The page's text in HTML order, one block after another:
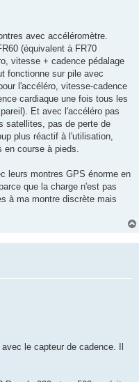
avec accéléromètre.
(équivalent à FR70
vitesse + cadence pédalage
fonctionne sur pile avec
l'accéléro, vitesse-cadence
cardiaque une fois tous les
Et avec l'accéléro pas
satellites, pas de perte de
plus réactif à l'utilisation,
en course à pieds.
leurs montres GPS énorme en
que la charge n'est pas
à ma montre discrète mais
le capteur de cadence. Il